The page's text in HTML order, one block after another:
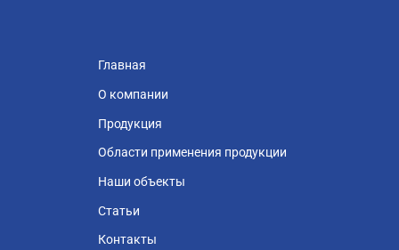
Главная
О компании
Продукция
Области применения продукции
Наши объекты
Статьи
Контакты